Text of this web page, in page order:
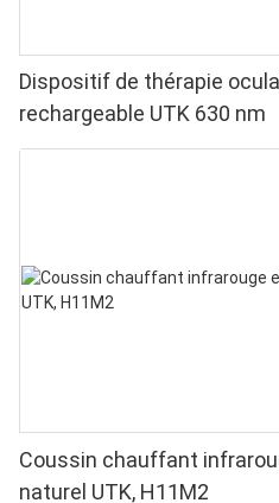
Dispositif de thérapie
rechargeable UTK 630 nm
Coussin chauffant
naturel UTK, H11M2